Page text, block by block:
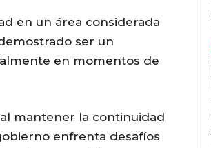
en un área considerada
ser un
en momentos de
mantener la continuidad
enfrenta desafíos